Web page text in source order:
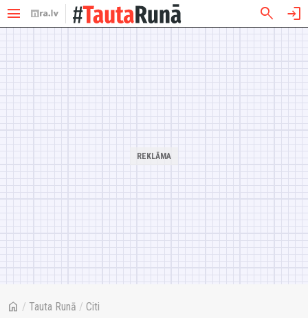
menu search login
home / Tauta Runā / Citi